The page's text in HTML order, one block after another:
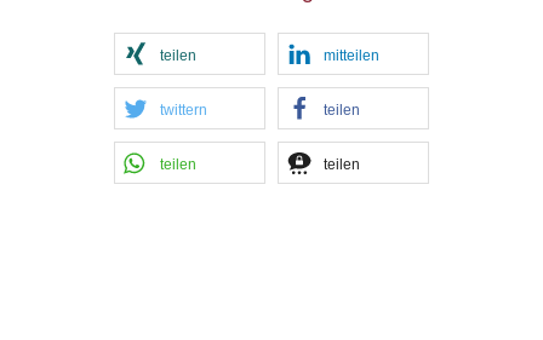
teilen mitteilen
twittern teilen
teilen teilen